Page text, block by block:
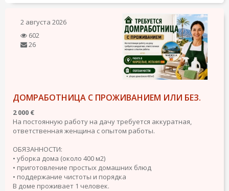
2 августа 2026
602
26
ДОМРАБОТНИЦА С ПРОЖИВАНИЕМ ИЛИ БЕЗ.
2 000 €
На постоянную работу на дачу требуется аккуратная,
ответственная женщина с опытом работы.
ОБЯЗАННОСТИ:
• уборка дома (около 400 м2)
• приготовление простых домашних блюд
• поддержание чистоты и порядка
В доме проживает 1 человек.